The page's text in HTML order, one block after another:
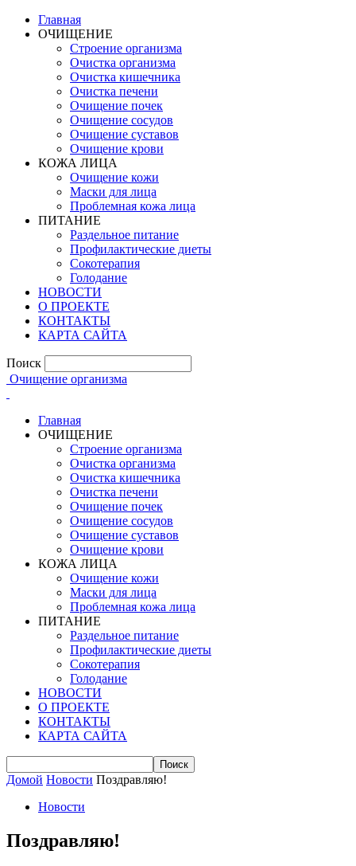
Главная
ОЧИЩЕНИЕ
Строение организма
Очистка организма
Очистка кишечника
Очистка печени
Очищение почек
Очищение сосудов
Очищение суставов
Очищение крови
КОЖА ЛИЦА
Очищение кожи
Маски для лица
Проблемная кожа лица
ПИТАНИЕ
Раздельное питание
Профилактические диеты
Сокотерапия
Голодание
НОВОСТИ
О ПРОЕКТЕ
КОНТАКТЫ
КАРТА САЙТА
Поиск
Очищение организма
Главная
ОЧИЩЕНИЕ
Строение организма
Очистка организма
Очистка кишечника
Очистка печени
Очищение почек
Очищение сосудов
Очищение суставов
Очищение крови
КОЖА ЛИЦА
Очищение кожи
Маски для лица
Проблемная кожа лица
ПИТАНИЕ
Раздельное питание
Профилактические диеты
Сокотерапия
Голодание
НОВОСТИ
О ПРОЕКТЕ
КОНТАКТЫ
КАРТА САЙТА
Домой Новости Поздравляю!
Новости
Поздравляю!